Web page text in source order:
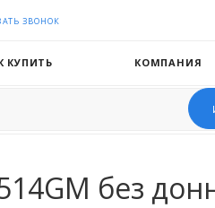
ЗВОНОК
КУПИТЬ КОМПАНИЯ
без